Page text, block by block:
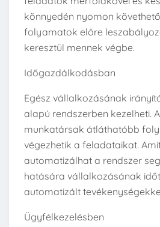
könnyedén nyomon
folyamatok előre
keresztül mennek végbe.
Időgazdálkodásban
Egész vállalkozásának
alapú rendszerben kezelheti.
munkatársak átláthatóbb
végezhetik a feladataikat.
automatizálhat a rendszer
hatására vállalkozásának
automatizált
Ügyfélkezelésben